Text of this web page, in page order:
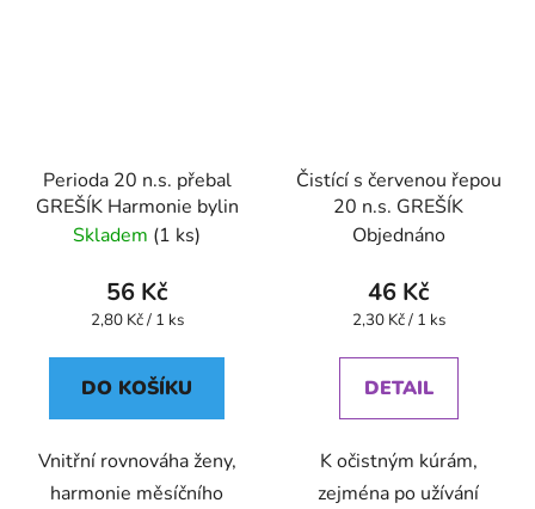
Perioda 20 n.s. přebal
GREŠÍK Harmonie bylin
Skladem (1 ks)
56 Kč
Měrná
2,80 Kč / 1 ks
DO KOŠÍKU
Vnitřní rovnováha ženy,
harmonie měsíčního
Čistící s červenou řepou
20 n.s. GREŠÍK
Objednáno
46 Kč
Měrná
2,30 Kč / 1 ks
DETAIL
K očistným kúrám,
zejména po užívání